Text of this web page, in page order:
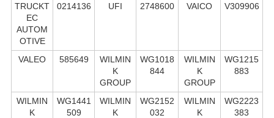
TRUCKT
EC
AUTOM
OTIVE
0214136 UFI 2748600 VAICO V309906
VALEO 585649
WILMIN
K
GROUP
WG1018
844
WILMIN
K
GROUP
WG1215
883
WILMIN
K
WG1441
509
WILMIN
K
WG2152
032
WILMIN
K
WG2223
383